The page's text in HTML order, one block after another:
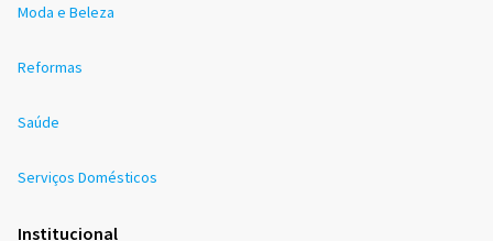
Moda e Beleza
Reformas
Saúde
Serviços Domésticos
Institucional